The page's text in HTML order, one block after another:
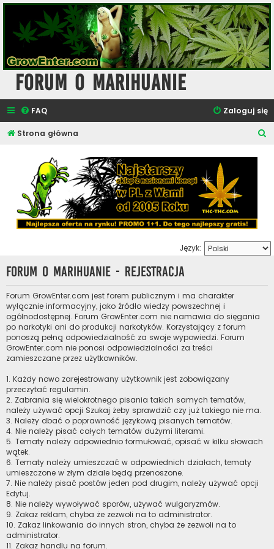
Forum o Marihuanie
FAQ Zaloguj się
Strona główna
Język:
Forum o Marihuanie - Rejestracja
Forum GrowEnter.com jest forem publicznym i ma charakter
wyłącznie informacyjny, jako źródło wiedzy powszechnej i
ogólnodostępnej. Forum GrowEnter.com nie namawia do sięgania
po narkotyki ani do produkcji narkotyków. Korzystający z forum
ponoszą pełną odpowiedzialność za swoje wypowiedzi. Forum
GrowEnter.com nie ponosi odpowiedzialności za treści
zamieszczane przez użytkowników.
1. Każdy nowo zarejestrowany użytkownik jest zobowiązany
przeczytać regulamin.
2. Zabrania się wielokrotnego pisania takich samych tematów,
należy używać opcji Szukaj żeby sprawdzić czy już takiego nie ma.
3. Należy dbać o poprawność językową pisanych tematów.
4. Nie należy pisać całych tematów dużymi literami.
5. Tematy należy odpowiednio formułować, opisać w kilku słowach
wątek.
6. Tematy należy umieszczać w odpowiednich działach, tematy
umieszczone w złym dziale będą przenoszone.
7. Nie należy pisać postów jeden pod drugim, należy używać opcji
Edytuj.
8. Nie należy wywoływać sporów, używać wulgaryzmów.
9. Zakaz reklam, chyba że zezwoli na to administrator.
10. Zakaz linkowania do innych stron, chyba że zezwoli na to
administrator.
11. Zakaz handlu na forum.